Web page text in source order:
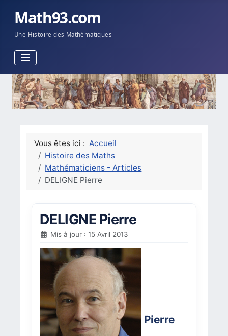
Math93.com
Une Histoire des Mathématiques
Vous êtes ici : Accueil
Histoire des Maths
Mathématiciens - Articles
DELIGNE Pierre
DELIGNE Pierre
Mis à jour : 15 Avril 2013
Pierre